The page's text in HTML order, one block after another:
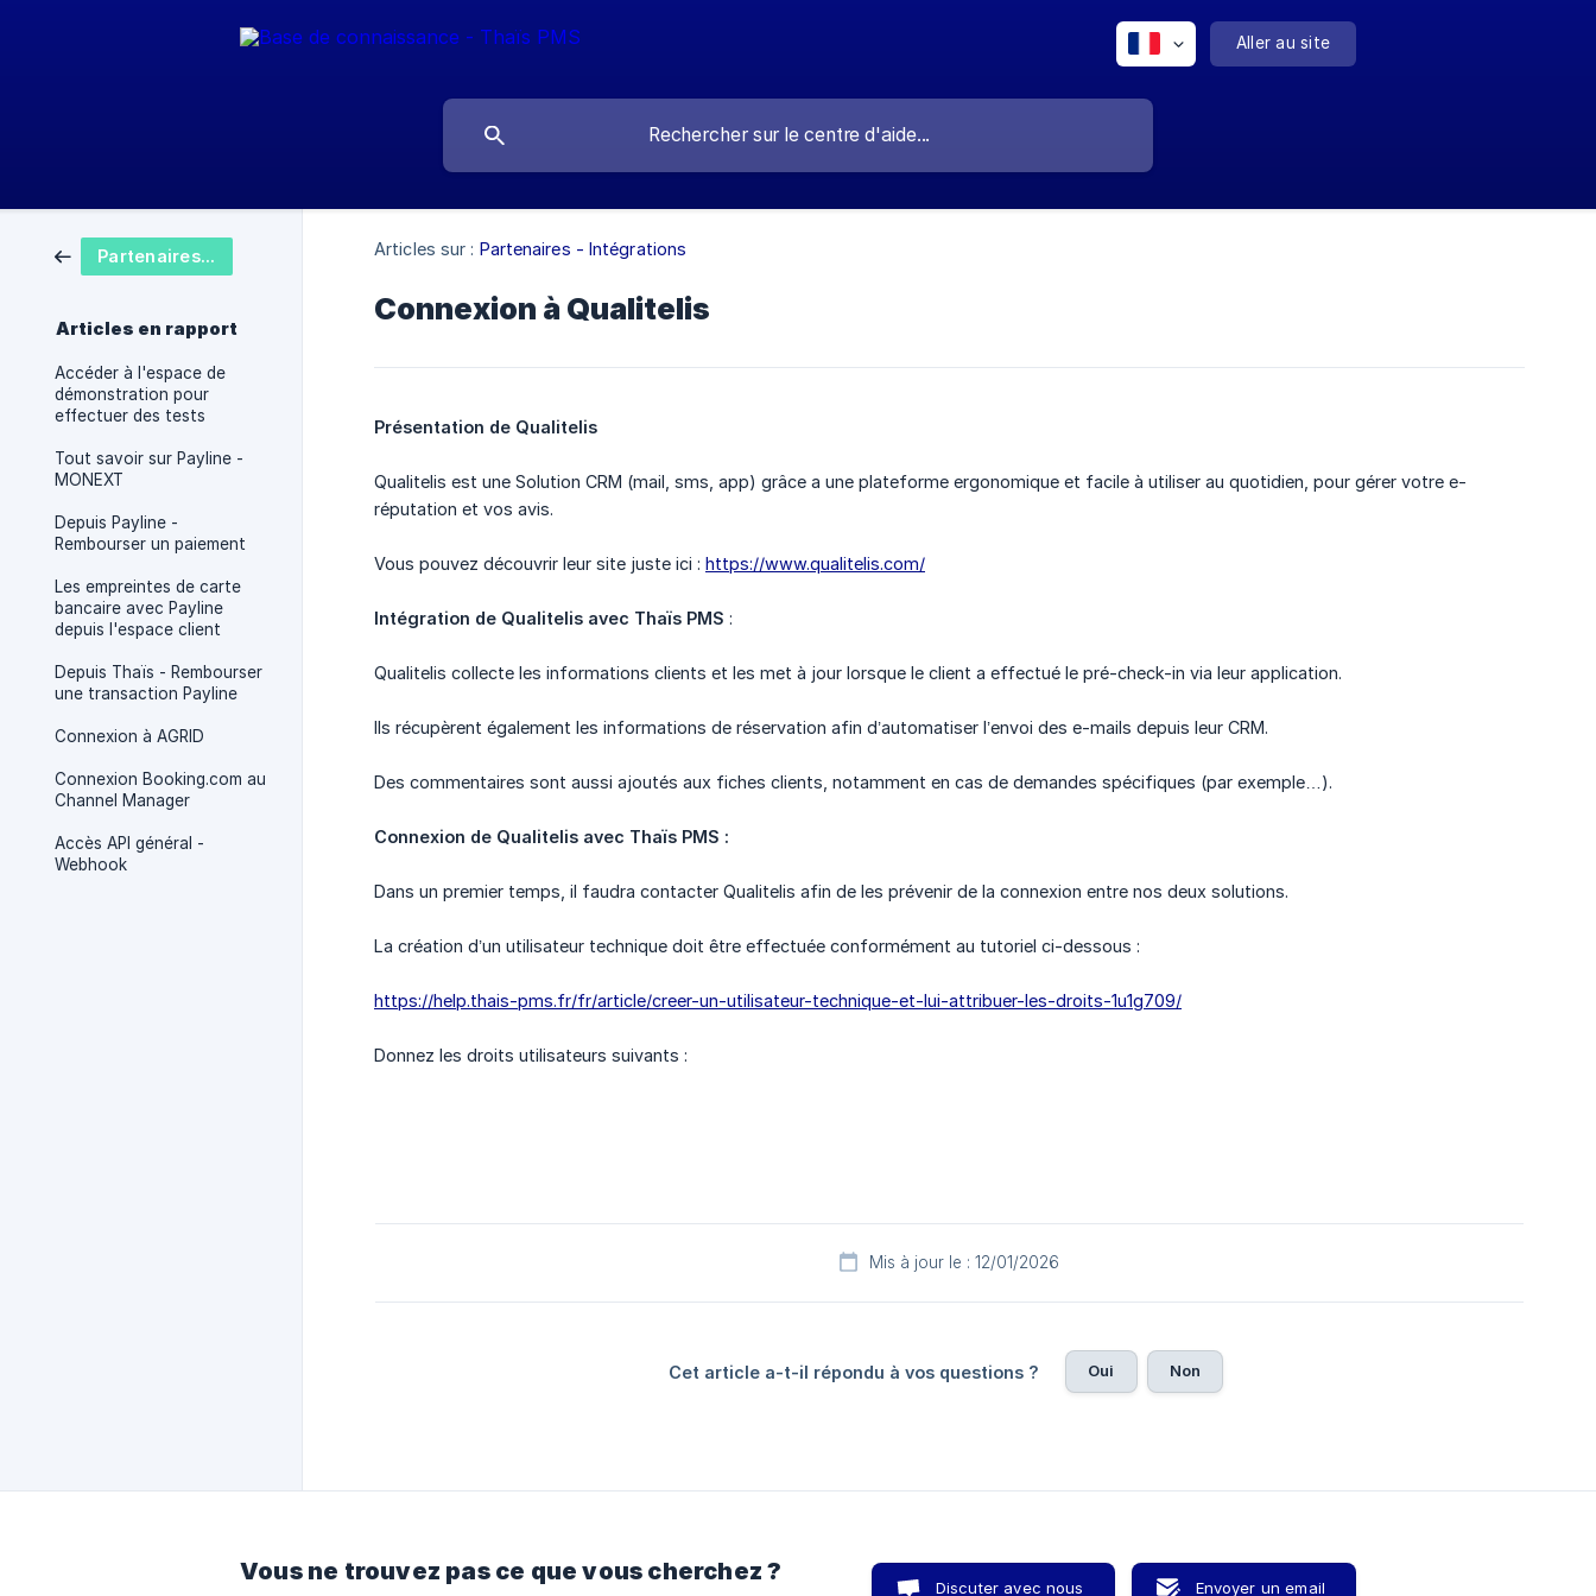
Aller au site
Partenaires - Intégrations
Articles en rapport
Accéder à l'espace de
démonstration pour
effectuer des tests
Tout savoir sur Payline -
MONEXT
Depuis Payline -
Rembourser un paiement
Les empreintes de carte
bancaire avec Payline
depuis l'espace client
Depuis Thaïs - Rembourser
une transaction Payline
Connexion à AGRID
Connexion Booking.com au
Channel Manager
Accès API général -
Webhook
Articles sur : Partenaires - Intégrations
Connexion à Qualitelis
Présentation de Qualitelis
Qualitelis est une Solution CRM (mail, sms, app) grâce a une plateforme ergonomique et facile à utiliser au quotidien, pour gérer votre e-
réputation et vos avis.
Vous pouvez découvrir leur site juste ici : https://www.qualitelis.com/
Intégration de Qualitelis avec Thaïs PMS :
Qualitelis collecte les informations clients et les met à jour lorsque le client a effectué le pré-check-in via leur application.
Ils récupèrent également les informations de réservation afin d’automatiser l’envoi des e-mails depuis leur CRM.
Des commentaires sont aussi ajoutés aux fiches clients, notamment en cas de demandes spécifiques (par exemple…).
Connexion de Qualitelis avec Thaïs PMS :
Dans un premier temps, il faudra contacter Qualitelis afin de les prévenir de la connexion entre nos deux solutions.
La création d’un utilisateur technique doit être effectuée conformément au tutoriel ci-dessous :
https://help.thais-pms.fr/fr/article/creer-un-utilisateur-technique-et-lui-attribuer-les-droits-1u1g709/
Donnez les droits utilisateurs suivants :
Mis à jour le : 12/01/2026
Cet article a-t-il répondu à vos questions ? Oui Non
Vous ne trouvez pas ce que vous cherchez ?
Discuter avec nous Envoyer un email